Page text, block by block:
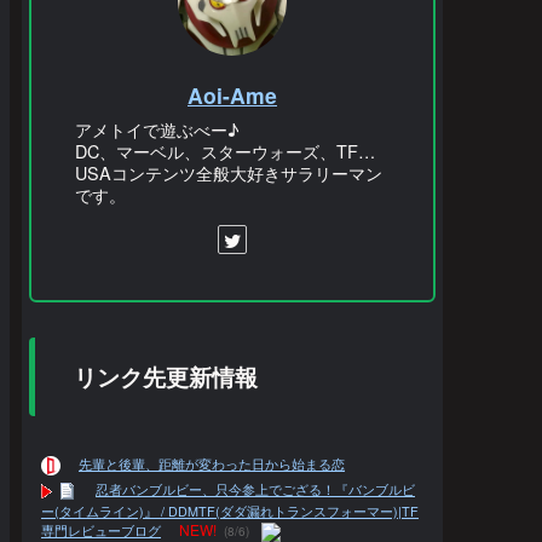
Aoi-Ame
アメトイで遊ぶべー♪
DC、マーベル、スターウォーズ、TF…
USAコンテンツ全般大好きサラリーマン
です。
リンク先更新情報
先輩と後輩、距離が変わった日から始まる恋
忍者バンブルビー、只今参上でござる！『バンブルビ
ー(タイムライン)』 / DDMTF(ダダ漏れトランスフォーマー)|TF
専門レビューブログ
NEW! (8/6)